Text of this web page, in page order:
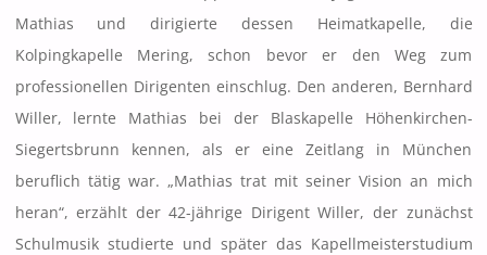
Mathias und dirigierte dessen Heimatkapelle, die
Kolpingkapelle Mering, schon bevor er den Weg zum
professionellen Dirigenten einschlug. Den anderen, Bernhard
Willer, lernte Mathias bei der Blaskapelle Höhenkirchen-
Siegertsbrunn kennen, als er eine Zeitlang in München
beruflich tätig war. „Mathias trat mit seiner Vision an mich
heran“, erzählt der 42-jährige Dirigent Willer, der zunächst
Schulmusik studierte und später das Kapellmeisterstudium